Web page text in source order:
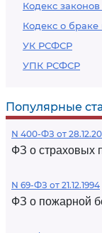
Кодекс законов
Кодекс о
УК РСФСР
УПК РСФСР
Популярные
N 400-ФЗ от
ФЗ о страховых
N 69-ФЗ от 21.12.1994
ФЗ о пожарной